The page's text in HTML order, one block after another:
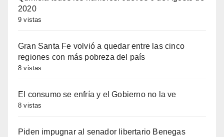
2020
9 vistas
Gran Santa Fe volvió a quedar entre las cinco
regiones con más pobreza del país
8 vistas
El consumo se enfría y el Gobierno no la ve
8 vistas
Piden impugnar al senador libertario Benegas